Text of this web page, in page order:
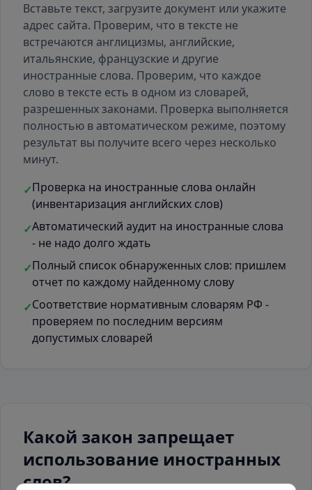
Вставьте текст, загрузите документ или укажите
адрес сайта. Проверим, что в тексте не
встречаются англицизмы, английские,
итальянские, французские и другие
иностранные слова. Проверим, что каждое
слово в тексте есть в одном из словарей,
разрешенных законами. Проверка выполняется
полностью в автоматическом режиме, поэтому
результат вы получите всего через несколько
минут.
✓Проверка на иностранные слова онлайн
(инвентаризация английских слов)
✓Автоматический аудит на иностранные слова
- не надо долго ждать
✓Полный список обнаруженных слов: пришлем
отчет по каждому найденному слову
✓Соответствие нормативным словарям РФ -
проверяем по последним версиям
допустимых словарей
Какой закон запрещает
использование иностранных
слов?